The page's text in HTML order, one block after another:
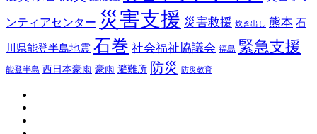
ンティアセンター 災害支援 災害救援 炊き出し 熊本 石
川県能登半島地震 石巻 社会福祉協議会 福島 緊急支援
能登半島 西日本豪雨 豪雨 避難所 防災 防災教育